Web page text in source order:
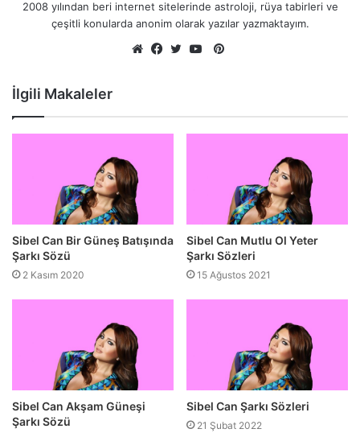
2008 yılından beri internet sitelerinde astroloji, rüya tabirleri ve
çeşitli konularda anonim olarak yazılar yazmaktayım.
Pinterest
İlgili Makaleler
Sibel Can Bir Güneş Batışında
Şarkı Sözü
2 Kasım 2020
Sibel Can Mutlu Ol Yeter
Şarkı Sözleri
15 Ağustos 2021
Sibel Can Akşam Güneşi
Şarkı Sözü
Sibel Can Şarkı Sözleri
21 Şubat 2022